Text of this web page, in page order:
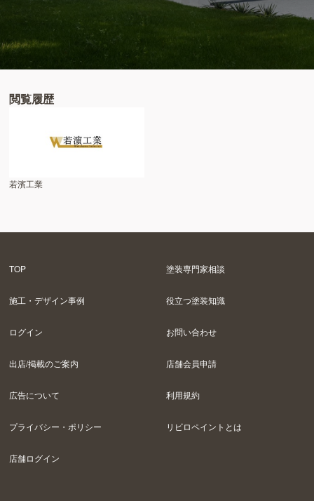
閲覧履歴
若濱工業
TOP 塗装専門家相談
施工・デザイン事例 役立つ塗装知識
ログイン お問い合わせ
出店/掲載のご案内 店舗会員申請
広告について 利用規約
プライバシー・ポリシー リビロペイントとは
店舗ログイン